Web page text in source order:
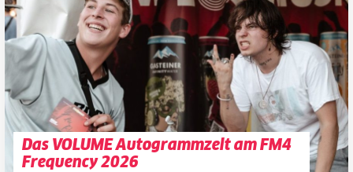
Das VOLUME Autogrammzelt am FM4
Frequency 2026